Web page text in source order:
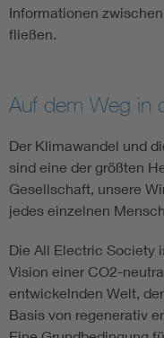
Informationen
fließen.
Auf dem Weg in
Der Klimawandel und
sind eine der größten
Gesellschaft, unsere
jedes einzelnen
Die All Electric Society
Vision einer CO2-
entwickelnden Welt,
Basis von regenerativ